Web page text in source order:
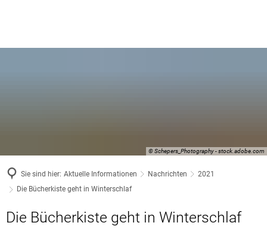
© Schepers_Photography - stock.adobe.com
Sie sind hier: Aktuelle Informationen Nachrichten
2021
Die Bücherkiste geht in Winterschlaf
Die Bücherkiste geht in Winterschlaf